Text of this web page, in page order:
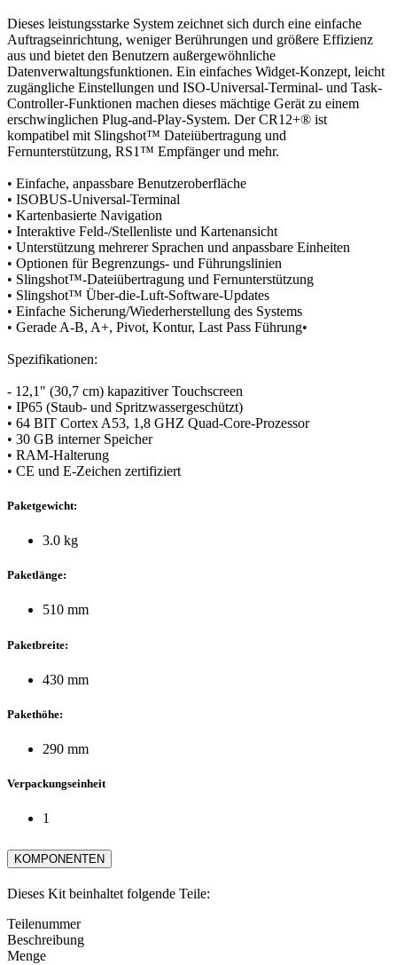
Dieses leistungsstarke System zeichnet sich durch eine einfache
Auftragseinrichtung, weniger Berührungen und größere Effizienz
aus und bietet den Benutzern außergewöhnliche
Datenverwaltungsfunktionen. Ein einfaches Widget-Konzept, leicht
zugängliche Einstellungen und ISO-Universal-Terminal- und Task-
Controller-Funktionen machen dieses mächtige Gerät zu einem
erschwinglichen Plug-and-Play-System. Der CR12+® ist
kompatibel mit Slingshot™ Dateiübertragung und
Fernunterstützung, RS1™ Empfänger und mehr.
• Einfache, anpassbare Benutzeroberfläche
• ISOBUS-Universal-Terminal
• Kartenbasierte Navigation
• Interaktive Feld-/Stellenliste und Kartenansicht
• Unterstützung mehrerer Sprachen und anpassbare Einheiten
• Optionen für Begrenzungs- und Führungslinien
• Slingshot™-Dateiübertragung und Fernunterstützung
• Slingshot™ Über-die-Luft-Software-Updates
• Einfache Sicherung/Wiederherstellung des Systems
• Gerade A-B, A+, Pivot, Kontur, Last Pass Führung•
Spezifikationen:
- 12,1" (30,7 cm) kapazitiver Touchscreen
• IP65 (Staub- und Spritzwassergeschützt)
• 64 BIT Cortex A53, 1,8 GHZ Quad-Core-Prozessor
• 30 GB interner Speicher
• RAM-Halterung
• CE und E-Zeichen zertifiziert
Paketgewicht:
3.0 kg
Paketlänge:
510 mm
Paketbreite:
430 mm
Pakethöhe:
290 mm
Verpackungseinheit
1
KOMPONENTEN
Dieses Kit beinhaltet folgende Teile:
Teilenummer
Beschreibung
Menge